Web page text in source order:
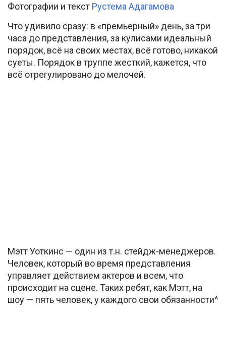
Фотографии и текст Рустема Адагамова
Что удивило сразу: в «премьерный» день, за три
часа до представления, за кулисами идеальный
порядок, всё на своих местах, всё готово, никакой
суеты. Порядок в труппе жесткий, кажется, что
всё отрегулировано до мелочей.
Мэтт Уоткинс — один из т.н. стейдж-менеджеров.
Человек, который во время представления
управляет действием актеров и всем, что
происходит на сцене. Таких ребят, как Мэтт, на
шоу — пять человек, у каждого свои обязанности^